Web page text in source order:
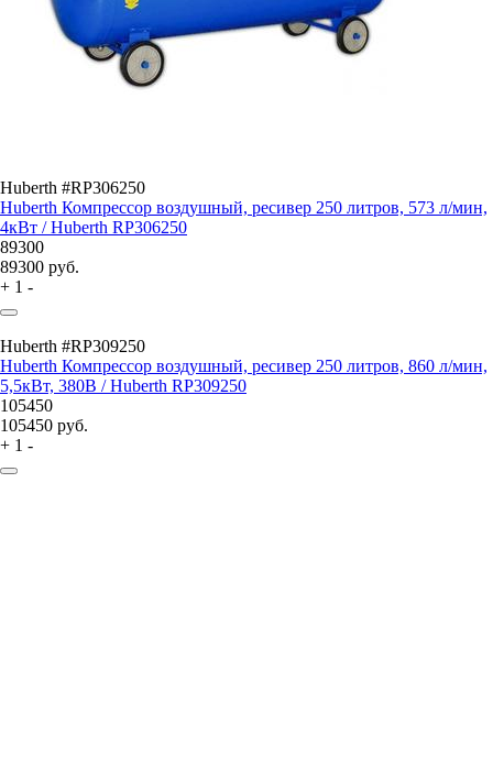
Huberth #RP306250
Huberth Компрессор воздушный, ресивер 250 литров, 573 л/мин,
4кВт / Huberth RP306250
89300
89300 руб.
+ 1 -
Huberth #RP309250
Huberth Компрессор воздушный, ресивер 250 литров, 860 л/мин,
5,5кВт, 380В / Huberth RP309250
105450
105450 руб.
+ 1 -